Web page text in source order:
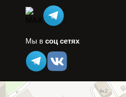
Мы в соц сетях